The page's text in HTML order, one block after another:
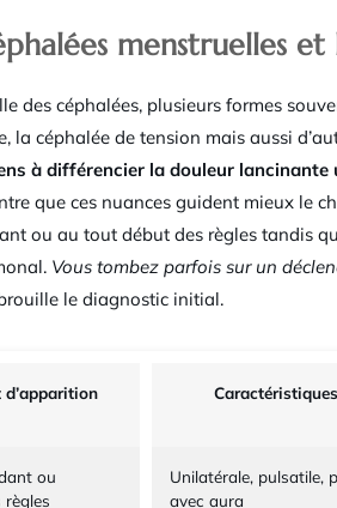
menstruelles
des céphalées, plusieurs formes
la céphalée de tension mais aussi
à différencier la douleur
que ces nuances guident mieux le
ou au tout début des règles tandis
Vous tombez parfois sur un
le diagnostic initial.
d’apparition Caractéristiques
ou
règles
Unilatérale, pulsatile,
avec aura